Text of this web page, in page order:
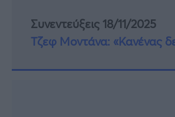
Συνεντεύξεις 18/11/2025
Τζεφ Μοντάνα: «Κανένας